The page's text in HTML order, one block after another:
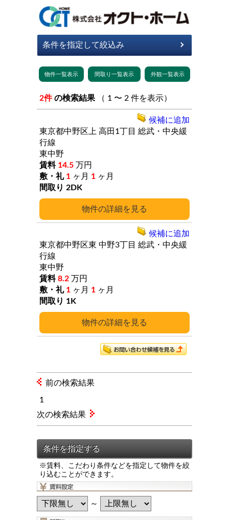
2件 の検索結果 （ 1 〜 2 件を表示）
詳細
東京都中野区上 高田1丁目 総武・中央緩
行線
東中野
14.5 万円
1 ヶ月 1 ヶ月
2DK
候補に追加
詳細
東京都中野区東 中野3丁目 総武・中央緩
行線
東中野
8.2 万円
1 ヶ月 1 ヶ月
1K
候補に追加
前の検索結果
1
※賃料、こだわり条件などを指定して物件を絞
り込むことができます。
～